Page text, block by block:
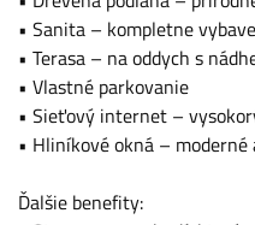
• Sanita – kompletne
• Terasa – na oddych s
• Vlastné parkovanie
• Sieťový internet –
• Hliníkové okná –
Ďalšie benefity: